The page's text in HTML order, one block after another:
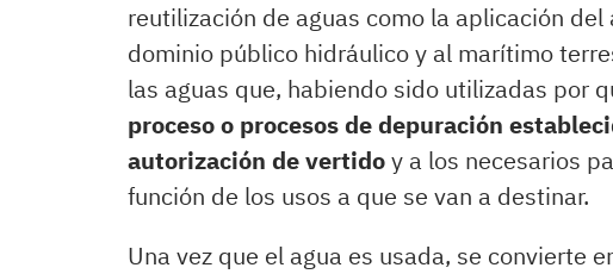
reutilización de aguas como la aplicación
dominio público hidráulico y al marítimo
las aguas que, habiendo sido utilizadas por
proceso o procesos de depuración
autorización de vertidoy a los necesarios
función de los usos a que se van a destinar.
Una vez que el agua es usada, se convierte